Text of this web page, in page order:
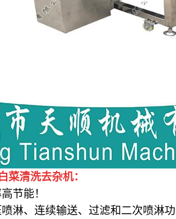
菜清洗去杂机：
节能！
、连续输送、过滤和二次喷淋功